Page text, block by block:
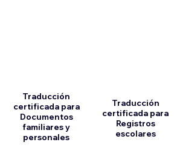
Traducción
certificada para
Documentos
familiares y
personales
Traducción
certificada para
Registros
escolares